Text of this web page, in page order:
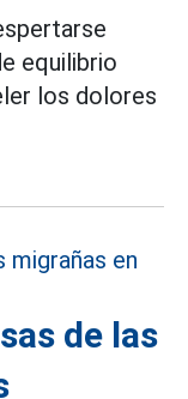
equilibrio
los dolores
de las